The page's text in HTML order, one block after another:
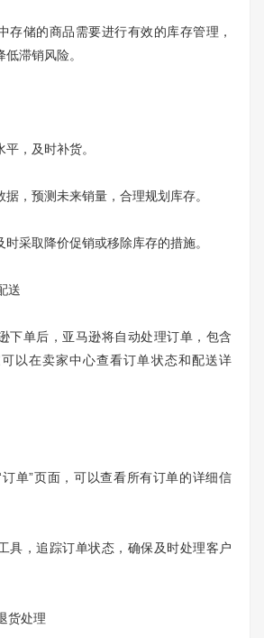
储的商品需要进行有效的库存管理，
滞销风险。
，及时补货。
，预测未来销量，合理规划库存。
采取降价促销或移除库存的措施。
送
单后，亚马逊将自动处理订单，包含
以在卖家中心查看订单状态和配送详
”页面，可以查看所有订单的详细信
，追踪订单状态，确保及时处理客户
处理